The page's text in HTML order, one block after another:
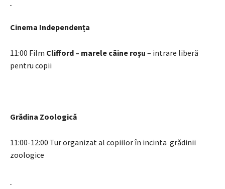
Cinema Independența
11:00 Film Clifford – marele câine roșu – intrare liberă
pentru copii
Grădina Zoologică
11:00-12:00 Tur organizat al copiilor în incinta grădinii
zoologice